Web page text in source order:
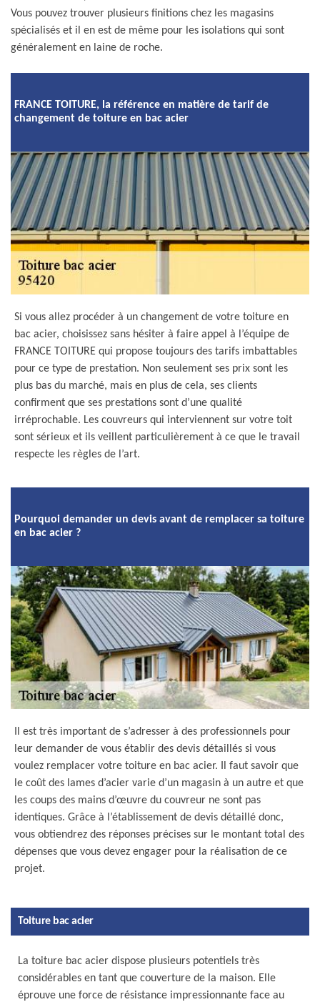
Vous pouvez trouver plusieurs finitions chez les magasins
spécialisés et il en est de même pour les isolations qui sont
généralement en laine de roche.
FRANCE TOITURE, la référence en matière de tarif de
changement de toiture en bac acier
Si vous allez procéder à un changement de votre toiture en
bac acier, choisissez sans hésiter à faire appel à l’équipe de
FRANCE TOITURE qui propose toujours des tarifs imbattables
pour ce type de prestation. Non seulement ses prix sont les
plus bas du marché, mais en plus de cela, ses clients
confirment que ses prestations sont d’une qualité
irréprochable. Les couvreurs qui interviennent sur votre toit
sont sérieux et ils veillent particulièrement à ce que le travail
respecte les règles de l’art.
Pourquoi demander un devis avant de remplacer sa toiture
en bac acier ?
Il est très important de s’adresser à des professionnels pour
leur demander de vous établir des devis détaillés si vous
voulez remplacer votre toiture en bac acier. Il faut savoir que
le coût des lames d’acier varie d’un magasin à un autre et que
les coups des mains d’œuvre du couvreur ne sont pas
identiques. Grâce à l’établissement de devis détaillé donc,
vous obtiendrez des réponses précises sur le montant total des
dépenses que vous devez engager pour la réalisation de ce
projet.
Toiture bac acier
La toiture bac acier dispose plusieurs potentiels très
considérables en tant que couverture de la maison. Elle
éprouve une force de résistance impressionnante face au